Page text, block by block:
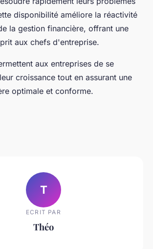
disponibilité améliore la réactivité
la gestion financière, offrant une
aux chefs d'entreprise.
aux entreprises de se
croissance tout en assurant une
optimale et conforme.
T
ECRIT PAR
Théo